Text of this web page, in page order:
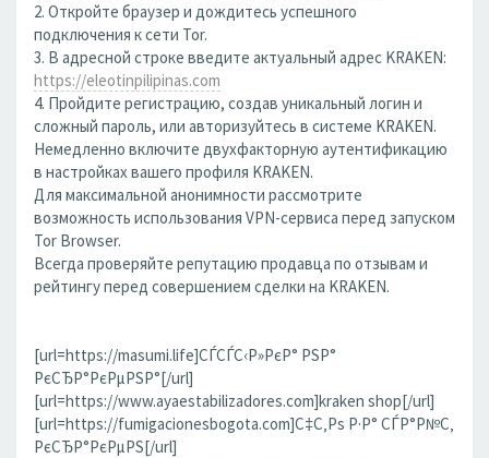
2. Откройте браузер и дождитесь успешного
подключения к сети Tor.
3. В адресной строке введите актуальный адрес KRAKEN:
https://eleotinpilipinas.com
4. Пройдите регистрацию, создав уникальный логин и
сложный пароль, или авторизуйтесь в системе KRAKEN.
Немедленно включите двухфакторную аутентификацию
в настройках вашего профиля KRAKEN.
Для максимальной анонимности рассмотрите
возможность использования VPN-сервиса перед запуском
Tor Browser.
Всегда проверяйте репутацию продавца по отзывам и
рейтингу перед совершением сделки на KRAKEN.
[url=https://masumi.life]СЃСЃС‹Р»РєР° РЅР°
РєСЂР°РєРµРЅР°[/url]
[url=https://www.ayaestabilizadores.com]kraken shop[/url]
[url=https://fumigacionesbogota.com]С‡С‚Рѕ Р·Р° СЃР°Р№С‚
РєСЂР°РєРµРЅ[/url]